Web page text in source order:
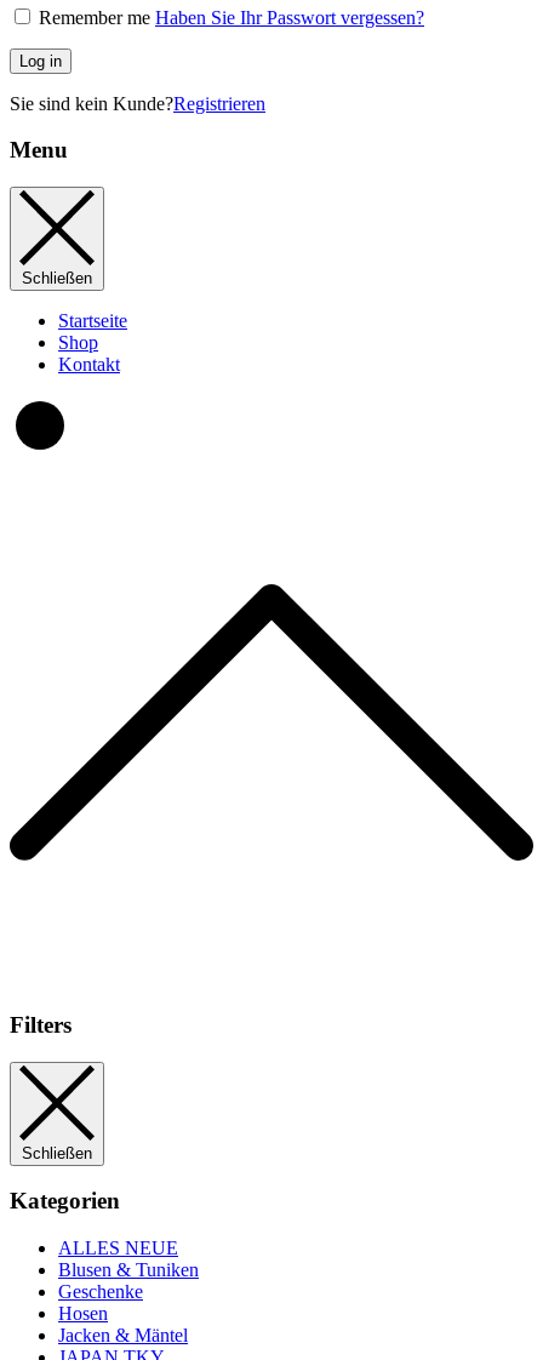
Remember me Haben Sie Ihr Passwort vergessen?
Log in
Sie sind kein Kunde?Registrieren
Menu
Schließen
Startseite
Shop
Kontakt
Filters
Schließen
Kategorien
ALLES NEUE
Blusen & Tuniken
Geschenke
Hosen
Jacken & Mäntel